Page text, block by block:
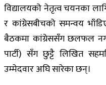
विद्यालयको नेतृत्व चयनका
र कांग्रेसबीचको समन्वय
बैठकमा कांग्रेससँग छलफल नगरी
पार्टी) सँग छुट्टै लिखित
उम्मेदवार अघि सारेका छन्।